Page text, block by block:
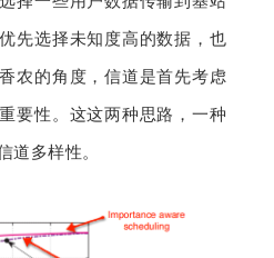
先选择未知度高的数据，也
农的角度，信道是首先考虑
要性。这这两种思路，一种
道多样性。